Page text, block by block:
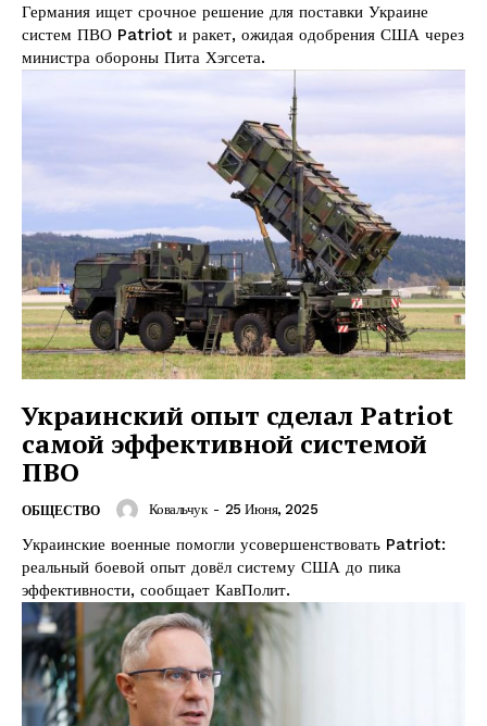
Германия ищет срочное решение для поставки Украине
систем ПВО Patriot и ракет, ожидая одобрения США через
министра обороны Пита Хэгсета.
Украинский опыт сделал Patriot
самой эффективной системой
ПВО
ОБЩЕСТВО Ковальчук - 25 Июня, 2025
Украинские военные помогли усовершенствовать Patriot:
реальный боевой опыт довёл систему США до пика
эффективности, сообщает КавПолит.